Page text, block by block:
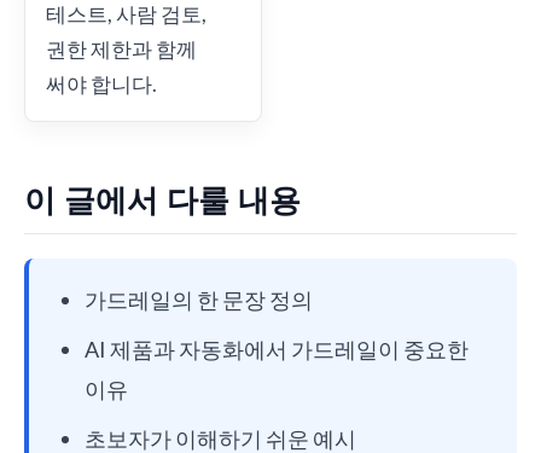
테스트, 사람 검토,
권한 제한과 함께
써야 합니다.
이 글에서 다룰 내용
가드레일의 한 문장 정의
AI 제품과 자동화에서 가드레일이 중요한
이유
초보자가 이해하기 쉬운 예시